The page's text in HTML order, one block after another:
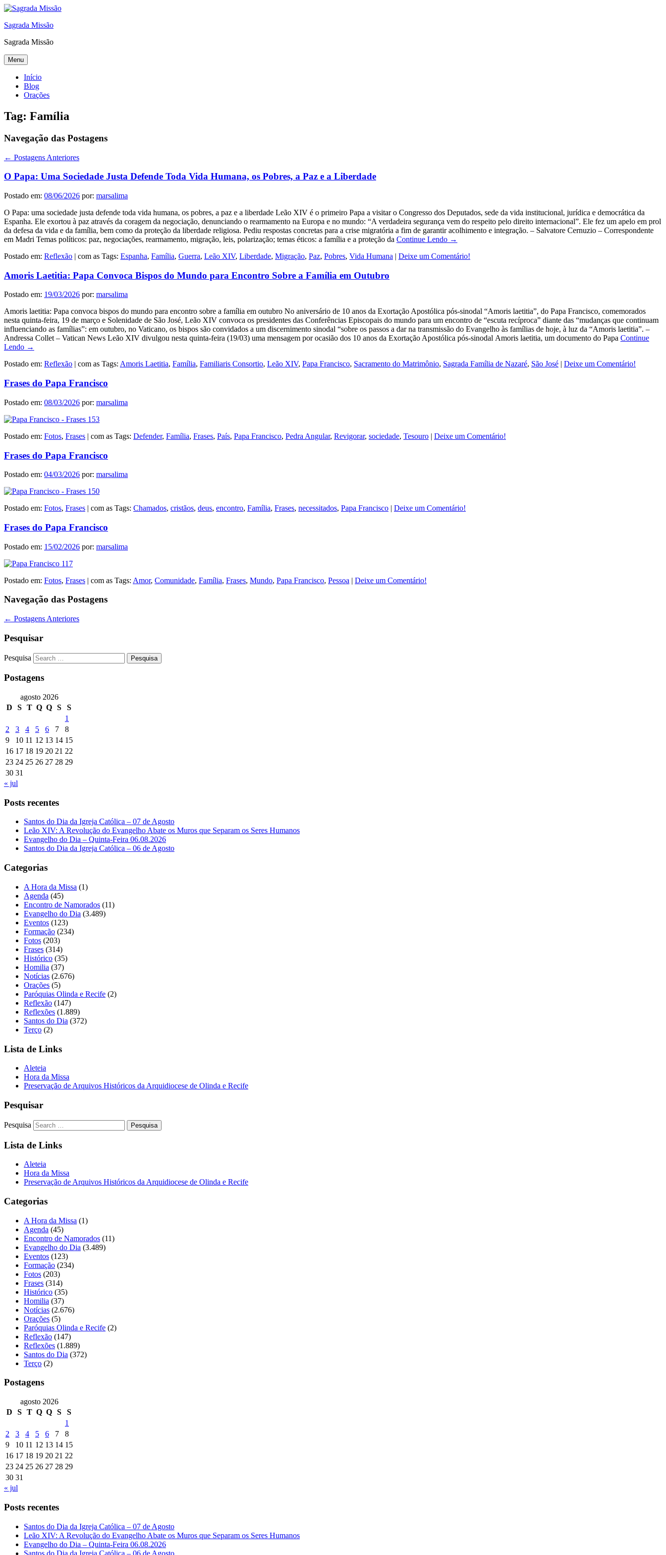
Sagrada Missão
Sagrada Missão
Menu
Início
Blog
Orações
Tag: Família
Navegação das Postagens
← Postagens Anteriores
O Papa: Uma Sociedade Justa Defende Toda Vida Humana, os Pobres, a Paz e a Liberdade
Postado em: 08/06/2026 por: marsalima
O Papa: uma sociedade justa defende toda vida humana, os pobres, a paz e a liberdade Leão XIV é o primeiro Papa a visitar o Congresso dos Deputados, sede da vida institucional, jurídica e democrática da
Espanha. Ele exortou à paz através da coragem da negociação, denunciando o rearmamento na Europa e no mundo: “A verdadeira segurança vem do respeito pelo direito internacional”. Ele fez um apelo em prol
da defesa da vida e da família, bem como da proteção da liberdade religiosa. Pediu respostas concretas para a crise migratória a fim de garantir acolhimento e integração. – Salvatore Cernuzio – Correspondente
em Madri Temas políticos: paz, negociações, rearmamento, migração, leis, polarização; temas éticos: a família e a proteção da Continue Lendo →
Postado em: Reflexão | com as Tags: Espanha, Família, Guerra, Leão XIV, Liberdade, Migração, Paz, Pobres, Vida Humana | Deixe um Comentário!
Amoris Laetitia: Papa Convoca Bispos do Mundo para Encontro Sobre a Família em Outubro
Postado em: 19/03/2026 por: marsalima
Amoris laetitia: Papa convoca bispos do mundo para encontro sobre a família em outubro No aniversário de 10 anos da Exortação Apostólica pós-sinodal “Amoris laetitia”, do Papa Francisco, comemorados
nesta quinta-feira, 19 de março e Solenidade de São José, Leão XIV convoca os presidentes das Conferências Episcopais do mundo para um encontro de “escuta recíproca” diante das “mudanças que continuam
influenciando as famílias”: em outubro, no Vaticano, os bispos são convidados a um discernimento sinodal “sobre os passos a dar na transmissão do Evangelho às famílias de hoje, à luz da “Amoris laetitia”. –
Andressa Collet – Vatican News Leão XIV divulgou nesta quinta-feira (19/03) uma mensagem por ocasião dos 10 anos da Exortação Apostólica pós-sinodal Amoris laetitia, um documento do Papa Continue
Lendo →
Postado em: Reflexão | com as Tags: Amoris Laetitia, Família, Familiaris Consortio, Leão XIV, Papa Francisco, Sacramento do Matrimônio, Sagrada Família de Nazaré, São José | Deixe um Comentário!
Frases do Papa Francisco
Postado em: 08/03/2026 por: marsalima
Postado em: Fotos, Frases | com as Tags: Defender, Família, Frases, País, Papa Francisco, Pedra Angular, Revigorar, sociedade, Tesouro | Deixe um Comentário!
Frases do Papa Francisco
Postado em: 04/03/2026 por: marsalima
Postado em: Fotos, Frases | com as Tags: Chamados, cristãos, deus, encontro, Família, Frases, necessitados, Papa Francisco | Deixe um Comentário!
Frases do Papa Francisco
Postado em: 15/02/2026 por: marsalima
Postado em: Fotos, Frases | com as Tags: Amor, Comunidade, Família, Frases, Mundo, Papa Francisco, Pessoa | Deixe um Comentário!
Navegação das Postagens
← Postagens Anteriores
Pesquisar
Pesquisa
Postagens
agosto 2026
D
S T Q Q S
S
1
2
3 4 5 6 7
8
9
10 11 12 13 14 15
16 17 18 19 20 21 22
23 24 25 26 27 28 29
30 31
« jul
Posts recentes
Santos do Dia da Igreja Católica – 07 de Agosto
Leão XIV: A Revolução do Evangelho Abate os Muros que Separam os Seres Humanos
Evangelho do Dia – Quinta-Feira 06.08.2026
Santos do Dia da Igreja Católica – 06 de Agosto
Categorias
A Hora da Missa (1)
Agenda (45)
Encontro de Namorados (11)
Evangelho do Dia (3.489)
Eventos (123)
Formação (234)
Fotos (203)
Frases (314)
Histórico (35)
Homilia (37)
Notícias (2.676)
Orações (5)
Paróquias Olinda e Recife (2)
Reflexão (147)
Reflexões (1.889)
Santos do Dia (372)
Terço (2)
Lista de Links
Aleteia
Hora da Missa
Preservação de Arquivos Históricos da Arquidiocese de Olinda e Recife
Pesquisar
Pesquisa
Lista de Links
Aleteia
Hora da Missa
Preservação de Arquivos Históricos da Arquidiocese de Olinda e Recife
Categorias
A Hora da Missa (1)
Agenda (45)
Encontro de Namorados (11)
Evangelho do Dia (3.489)
Eventos (123)
Formação (234)
Fotos (203)
Frases (314)
Histórico (35)
Homilia (37)
Notícias (2.676)
Orações (5)
Paróquias Olinda e Recife (2)
Reflexão (147)
Reflexões (1.889)
Santos do Dia (372)
Terço (2)
Postagens
agosto 2026
D
S T Q Q S
S
1
2
3 4 5 6 7
8
9
10 11 12 13 14 15
16 17 18 19 20 21 22
23 24 25 26 27 28 29
30 31
« jul
Posts recentes
Santos do Dia da Igreja Católica – 07 de Agosto
Leão XIV: A Revolução do Evangelho Abate os Muros que Separam os Seres Humanos
Evangelho do Dia – Quinta-Feira 06.08.2026
Santos do Dia da Igreja Católica – 06 de Agosto